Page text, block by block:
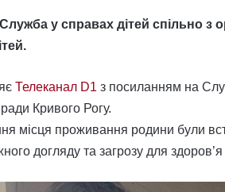
у справах дітей спільно з
Телеканал D1 з посиланням на
Кривого Рогу.
місця проживання родини були
догляду та загрозу для здоров’я